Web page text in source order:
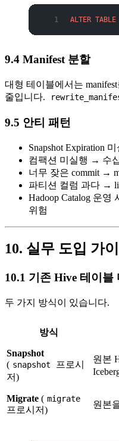
ALTER TABLE
9.4 Manifest 분할
대형 테이블에서는
줄입니다.
9.5 안티 패턴
Snapshot Expiration
컴팩션 미실행 → 수
너무 잦은 commit →
파티션 컬럼 과다 →
Hadoop Catalog 운
위험
10. 실무 도입 가
10.1 기존 Hive 테이블
두 가지 방식이 있습니다.
방식
Snapshot
( snapshot
프로시
저)
원본
Migrate ( migrate
프로시저)
원본